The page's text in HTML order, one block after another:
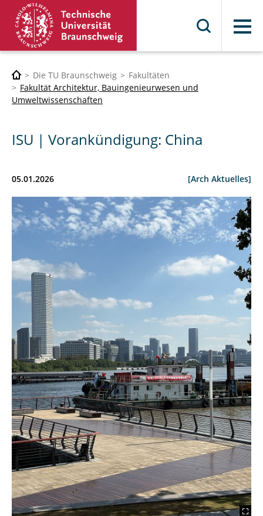
Menü
Die TU Braunschweig
Fakultäten
Fakultät Architektur, Bauingenieurwesen und
Umweltwissenschaften
ISU | Vorankündigung: China
05.01.2026 [Arch Aktuelles]